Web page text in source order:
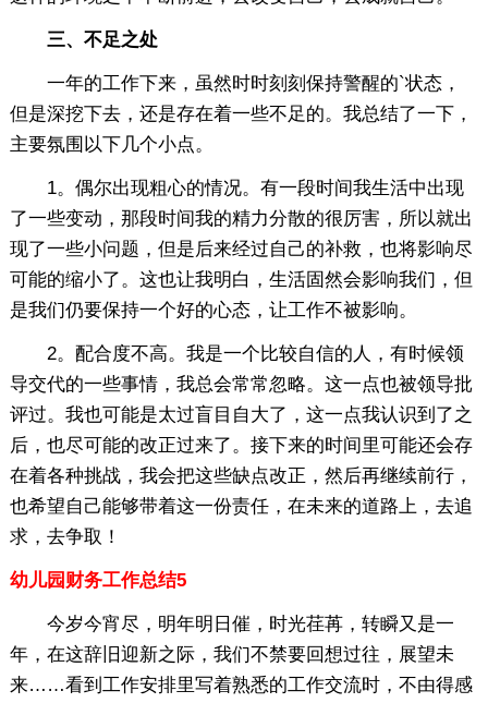
三、不足之处
一年的工作下来，虽然时时刻刻保持警醒的`状态，
但是深挖下去，还是存在着一些不足的。我总结了一下，
主要氛围以下几个小点。
1。偶尔出现粗心的情况。有一段时间我生活中出现
了一些变动，那段时间我的精力分散的很厉害，所以就出
现了一些小问题，但是后来经过自己的补救，也将影响尽
可能的缩小了。这也让我明白，生活固然会影响我们，但
是我们仍要保持一个好的心态，让工作不被影响。
2。配合度不高。我是一个比较自信的人，有时候领
导交代的一些事情，我总会常常忽略。这一点也被领导批
评过。我也可能是太过盲目自大了，这一点我认识到了之
后，也尽可能的改正过来了。接下来的时间里可能还会存
在着各种挑战，我会把这些缺点改正，然后再继续前行，
也希望自己能够带着这一份责任，在未来的道路上，去追
求，去争取！
幼儿园财务工作总结5
今岁今宵尽，明年明日催，时光荏苒，转瞬又是一
年，在这辞旧迎新之际，我们不禁要回想过往，展望未
来……看到工作安排里写着熟悉的工作交流时，不由得感